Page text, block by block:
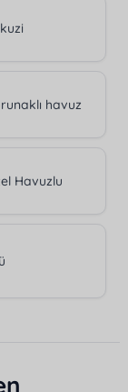
havuz
Havuzlu